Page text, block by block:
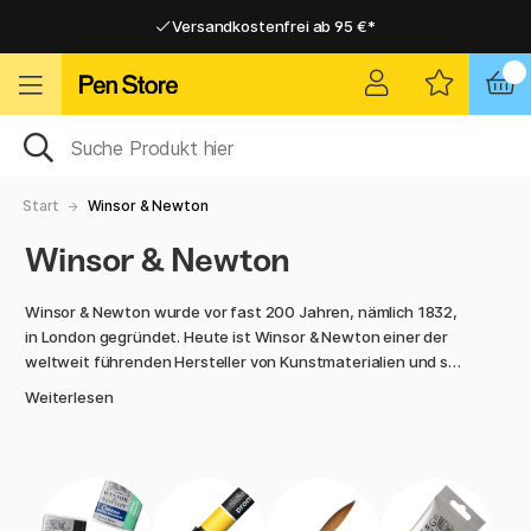
Versandkostenfrei ab 95 €*
Versandkostenfrei ab 95 €*
Start Winsor & Newton
Winsor & Newton
Winsor & Newton wurde vor fast 200 Jahren, nämlich 1832,
in London gegründet. Heute ist Winsor & Newton einer der
weltweit führenden Hersteller von Kunstmaterialien und seit
Der Pen Store freut sich, eine große Auswahl an Produkten
Weiterlesen